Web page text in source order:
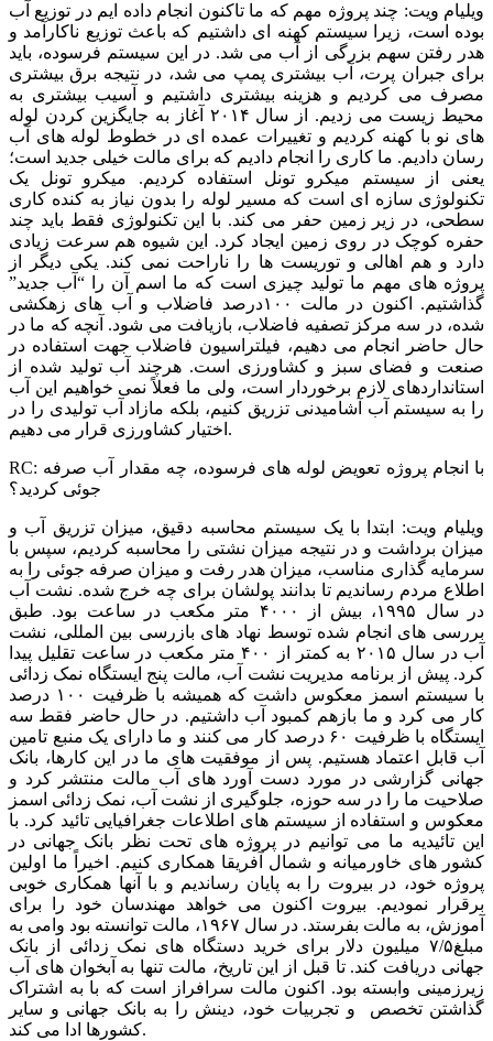
ویلیام ویت: چند پروژه مهم که ما تاکنون انجام داده ایم در توزیع آب
بوده است، زیرا سیستم کهنه ای داشتیم که باعث توزیع ناکارآمد و
هدر رفتن سهم بزرگی از آب می شد. در این سیستم فرسوده، باید
برای جبران پرت، آب بیشتری پمپ می شد، در نتیجه برق بیشتری
مصرف می کردیم و هزینه بیشتری داشتیم و آسیب بیشتری به
محیط زیست می زدیم. از سال ۲۰۱۴ آغاز به جایگزین کردن لوله
های نو با کهنه کردیم و تغییرات عمده ای در خطوط لوله های آب
رسان دادیم. ما کاری را انجام دادیم که برای مالت خیلی جدید است؛
یعنی از سیستم میکرو تونل استفاده کردیم. میکرو تونل یک
تکنولوژی سازه ای است که مسیر لوله را بدون نیاز به کنده کاری
سطحی، در زیر زمین حفر می کند. با این تکنولوژی فقط باید چند
حفره کوچک در روی زمین ایجاد کرد. این شیوه هم سرعت زیادی
دارد و هم اهالی و توریست ها را ناراحت نمی کند. یکی دیگر از
پروژه های مهم ما تولید چیزی است که ما اسم آن را “آب جدید”
گذاشتیم. اکنون در مالت ۱۰۰درصد فاضلاب و آب های زهکشی
شده، در سه مرکز تصفیه فاضلاب، بازیافت می شود. آنچه که ما در
حال حاضر انجام می دهیم، فیلتراسیون فاضلاب جهت استفاده در
صنعت و فضای سبز و کشاورزی است. هرچند آب تولید شده از
استانداردهای لازم برخوردار است، ولی ما فعلاً نمی خواهیم این آب
را به سیستم آب آشامیدنی تزریق کنیم، بلکه مازاد آب تولیدی را در
اختیار کشاورزی قرار می دهیم.
RC: با انجام پروژه تعویض لوله های فرسوده، چه مقدار آب صرفه
جوئی کردید؟
ویلیام ویت: ابتدا با یک سیستم محاسبه دقیق، میزان تزریق آب و
میزان برداشت و در نتیجه میزان نشتی را محاسبه کردیم، سپس با
سرمایه گذاری مناسب، میزان هدر رفت و میزان صرفه جوئی را به
اطلاع مردم رساندیم تا بدانند پولشان برای چه خرج شده. نشت آب
در سال ۱۹۹۵، بیش از ۴۰۰۰ متر مکعب در ساعت بود. طبق
بررسی های انجام شده توسط نهاد های بازرسی بین المللی، نشت
آب در سال ۲۰۱۵ به کمتر از ۴۰۰ متر مکعب در ساعت تقلیل پیدا
کرد. پیش از برنامه مدیریت نشت آب، مالت پنج ایستگاه نمک زدائی
با سیستم اسمز معکوس داشت که همیشه با ظرفیت ۱۰۰ درصد
کار می کرد و ما بازهم کمبود آب داشتیم. در حال حاضر فقط سه
ایستگاه با ظرفیت ۶۰ درصد کار می کنند و ما دارای یک منبع تامین
آب قابل اعتماد هستیم. پس از موفقیت های ما در این کارها، بانک
جهانی گزارشی در مورد دست آورد های آب مالت منتشر کرد و
صلاحیت ما را در سه حوزه، جلوگیری از نشت آب، نمک زدائی اسمز
معکوس و استفاده از سیستم های اطلاعات جغرافیایی تائید کرد. با
این تائیدیه ما می توانیم در پروژه های تحت نظر بانک جهانی در
کشور های خاورمیانه و شمال آفریقا همکاری کنیم. اخیراً ما اولین
پروژه خود، در بیروت را به پایان رساندیم و با آنها همکاری خوبی
برقرار نمودیم. بیروت اکنون می خواهد مهندسان خود را برای
آموزش، به مالت بفرستد. در سال ۱۹۶۷، مالت توانسته بود وامی به
مبلغ۷/۵ میلیون دلار برای خرید دستگاه های نمک زدائی از بانک
جهانی دریافت کند. تا قبل از این تاریخ، مالت تنها به آبخوان های آب
زیرزمینی وابسته بود. اکنون مالت سرافراز است که با به اشتراک
گذاشتن تخصص و تجربیات خود، دینش را به بانک جهانی و سایر
کشورها ادا می کند.